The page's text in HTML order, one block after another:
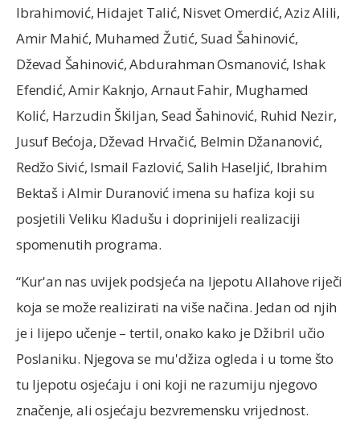
Ibrahimović, Hidajet Talić, Nisvet Omerdić, Aziz Alili,
Amir Mahić, Muhamed Žutić, Suad Šahinović,
Dževad Šahinović, Abdurahman Osmanović, Ishak
Efendić, Amir Kaknjo, Arnaut Fahir, Mughamed
Kolić, Harzudin Škiljan, Sead Šahinović, Ruhid Nezir,
Jusuf Bećoja, Dževad Hrvačić, Belmin Džananović,
Redžo Sivić, Ismail Fazlović, Salih Haseljić, Ibrahim
Bektaš i Almir Duranović imena su hafiza koji su
posjetili Veliku Kladušu i doprinijeli realizaciji
spomenutih programa.
“Kur'an nas uvijek podsjeća na ljepotu Allahove riječi
koja se može realizirati na više načina. Jedan od njih
je i lijepo učenje – tertil, onako kako je Džibril učio
Poslaniku. Njegova se mu'džiza ogleda i u tome što
tu ljepotu osjećaju i oni koji ne razumiju njegovo
značenje, ali osjećaju bezvremensku vrijednost.